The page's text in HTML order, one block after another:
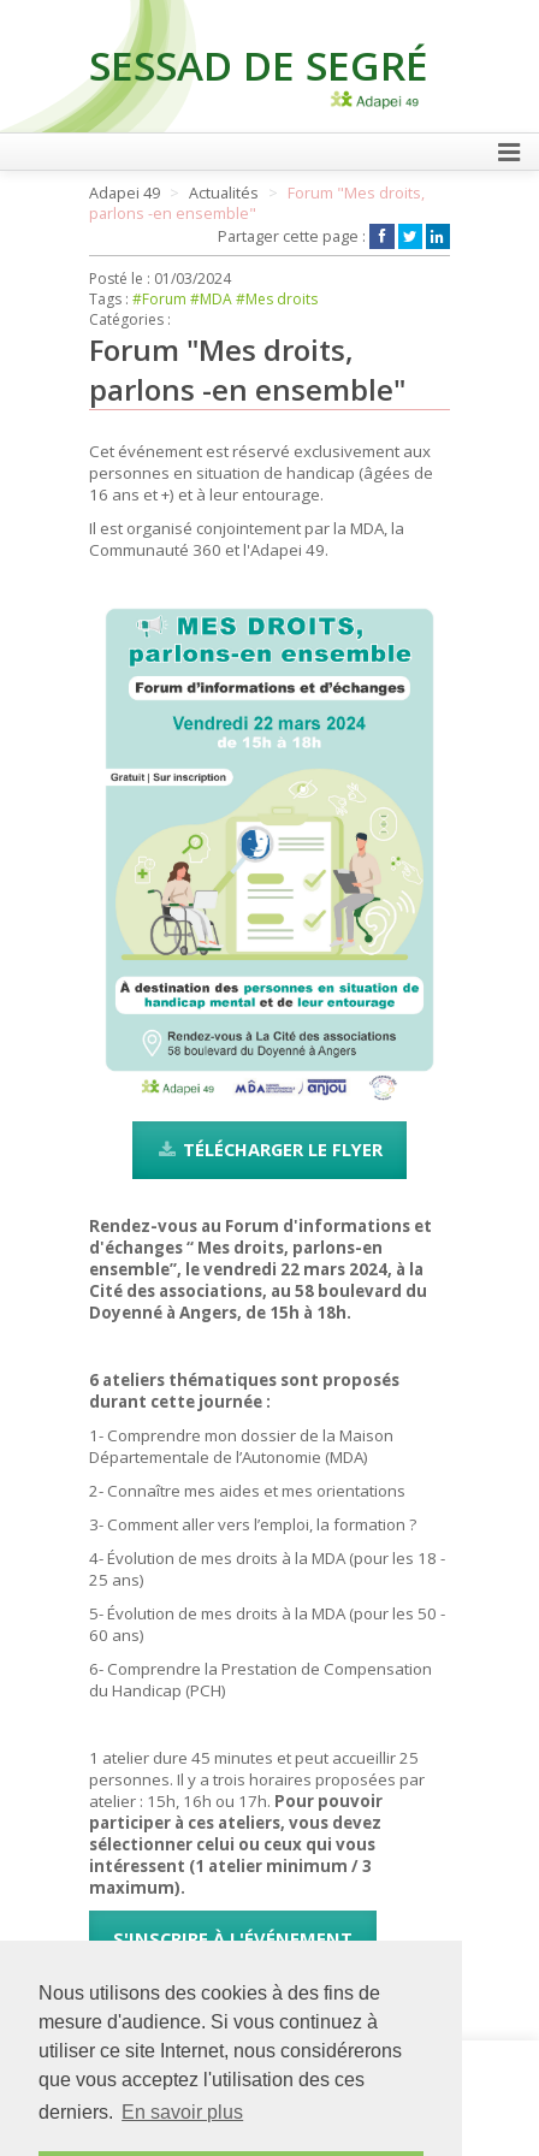
Nous utilisons des cookies à des fins de
mesure d'audience. Si vous continuez à
utiliser ce site Internet, nous considérerons
que vous acceptez l'utilisation des ces
derniers. En savoir plus
SESSAD DE SEGRÉ
FAIRE UN DON
Adapei 49 Actualités
Forum "Mes droits,
parlons -en ensemble"
Partager cette page :
Posté le : 01/03/2024
Tags : #Forum #MDA#Mes droits
Catégories :
Forum "Mes droits,
parlons -en ensemble"
Cet événement est réservé exclusivement aux
personnes en situation de handicap (âgées de
16 ans et +) et à leur entourage.
Il est organisé conjointement par la MDA, la
Communauté 360 et l'Adapei 49.
TÉLÉCHARGER LE FLYER
Rendez-vous au Forum d'informations et
d'échanges “ Mes droits, parlons-en
ensemble”, le vendredi 22 mars 2024, à la
Cité des associations, au 58 boulevard du
Doyenné à Angers, de 15h à 18h.
6 ateliers thématiques sont proposés
durant cette journée :
1- Comprendre mon dossier de la Maison
Départementale de l’Autonomie (MDA)
2- Connaître mes aides et mes orientations
3- Comment aller vers l’emploi, la formation ?
4- Évolution de mes droits à la MDA (pour les 18 -
25 ans)
5- Évolution de mes droits à la MDA (pour les 50 -
60 ans)
6- Comprendre la Prestation de Compensation
du Handicap (PCH)
1 atelier dure 45 minutes et peut accueillir 25
personnes. Il y a trois horaires proposées par
atelier : 15h, 16h ou 17h. Pour pouvoir
participer à ces ateliers, vous devez
sélectionner celui ou ceux qui vous
intéressent (1 atelier minimum / 3
maximum).
S'INSCRIRE À L'ÉVÉNEMENT
Siège social
-BP 71857
SESSAD